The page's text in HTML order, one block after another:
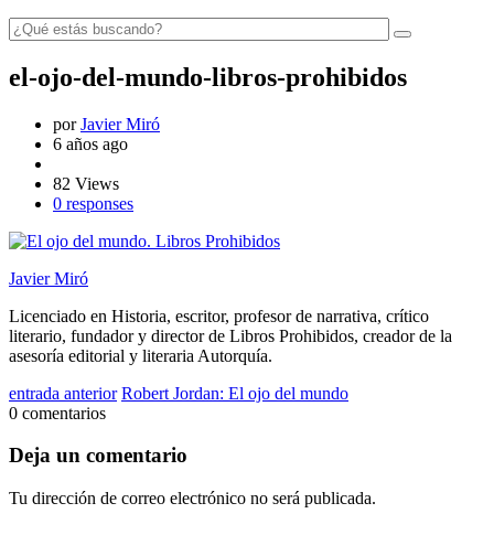
el-ojo-del-mundo-libros-prohibidos
porJavier Miró
6 años ago
82 Views
0 responses
Javier Miró
Licenciado en Historia, escritor, profesor de narrativa, crítico
literario, fundador y director de Libros Prohibidos, creador de la
asesoría editorial y literaria Autorquía.
entrada anterior Robert Jordan: El ojo del mundo
0 comentarios
Deja un comentario
Tu dirección de correo electrónico no será publicada.